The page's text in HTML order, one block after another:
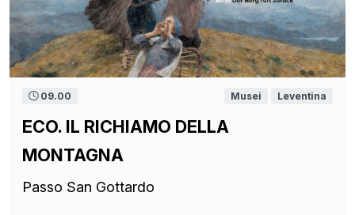
09.00 Musei Leventina
ECO. IL RICHIAMO DELLA
MONTAGNA
Passo San Gottardo